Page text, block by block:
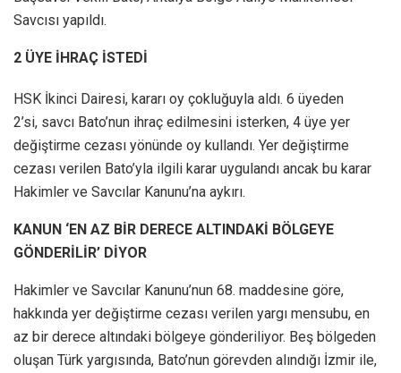
Savcısı yapıldı.
2 ÜYE İHRAÇ İSTEDİ
HSK İkinci Dairesi, kararı oy çokluğuyla aldı. 6 üyeden
2’si, savcı Bato’nun ihraç edilmesini isterken, 4 üye yer
değiştirme cezası yönünde oy kullandı. Yer değiştirme
cezası verilen Bato’yla ilgili karar uygulandı ancak bu karar
Hakimler ve Savcılar Kanunu’na aykırı.
KANUN ‘EN AZ BİR DERECE ALTINDAKİ BÖLGEYE
GÖNDERİLİR’ DİYOR
Hakimler ve Savcılar Kanunu’nun 68. maddesine göre,
hakkında yer değiştirme cezası verilen yargı mensubu, en
az bir derece altındaki bölgeye gönderiliyor. Beş bölgeden
oluşan Türk yargısında, Bato’nun görevden alındığı İzmir ile,